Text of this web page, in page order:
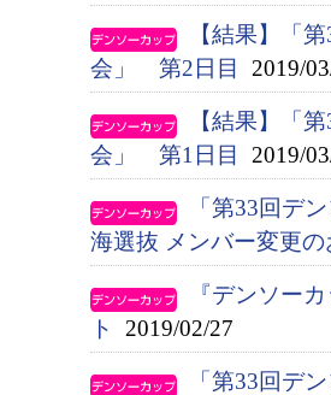
【結果】「
会」 第2日目
2019/
【結果】「
会」 第1日目
2019/
「第33回デ
海選抜 メンバー変更の
『デンソー
ト
2019/02/27
「第33回デ